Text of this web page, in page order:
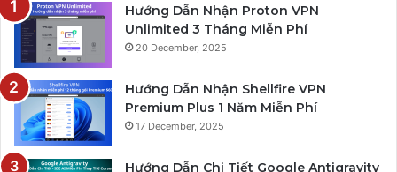
Hướng Dẫn Nhận Proton VPN
Unlimited 3 Tháng Miễn Phí
20 December, 2025
Hướng Dẫn Nhận Shellfire VPN
Premium Plus 1 Năm Miễn Phí
17 December, 2025
Hướng Dẫn Chi Tiết Google Antigravity